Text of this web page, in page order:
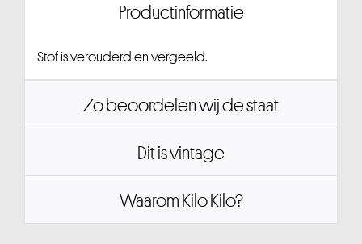
Productinformatie
Stof is verouderd en vergeeld.
Zo beoordelen wij de staat
Dit is vintage
Waarom Kilo Kilo?